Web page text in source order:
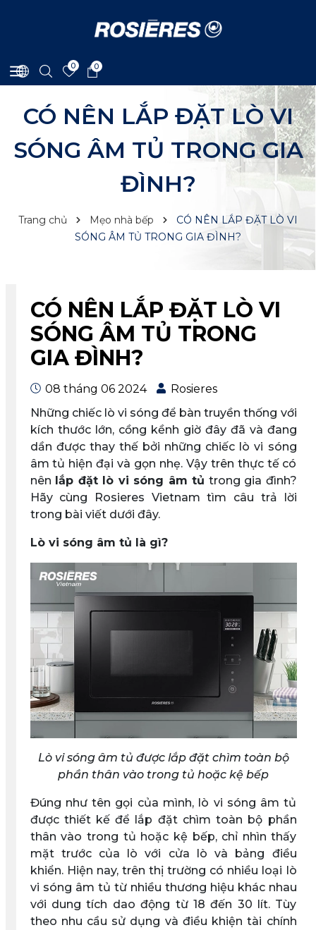
0 0
CÓ NÊN LẮP ĐẶT LÒ VI
SÓNG ÂM TỦ TRONG GIA
ĐÌNH?
Trang chủ Mẹo nhà bếp
CÓ NÊN LẮP ĐẶT LÒ VI
SÓNG ÂM TỦ TRONG GIA ĐÌNH?
CÓ NÊN LẮP ĐẶT LÒ VI
SÓNG ÂM TỦ TRONG
GIA ĐÌNH?
08 tháng 06 2024
Rosieres
Những chiếc lò vi sóng để bàn truyền thống với
kích thước lớn, cồng kềnh giờ đây đã và đang
dần được thay thế bởi những chiếc lò vi sóng
âm tủ hiện đại và gọn nhẹ. Vậy trên thực tế có
nên lắp đặt lò vi sóng âm tủ trong gia đình?
Hãy cùng Rosieres Vietnam tìm câu trả lời
trong bài viết dưới đây.
Lò vi sóng âm tủ là gì?
Lò vi sóng âm tủ được lắp đặt chìm toàn bộ
phần thân vào trong tủ hoặc kệ bếp
Đúng như tên gọi của mình, lò vi sóng âm tủ
được thiết kế để lắp đặt chìm toàn bộ phần
thân vào trong tủ hoặc kệ bếp, chỉ nhìn thấy
mặt trước của lò với cửa lò và bảng điều
khiển. Hiện nay, trên thị trường có nhiều loại lò
vi sóng âm tủ từ nhiều thương hiệu khác nhau
với dung tích dao động từ 18 đến 30 lít. Tùy
theo nhu cầu sử dụng và điều khiện tài chính